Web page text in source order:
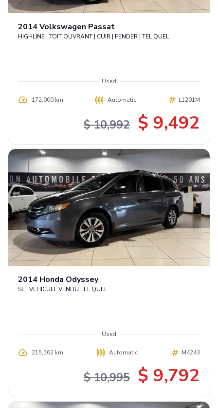
2014Volkswagen Passat
HIGHLINE | TOIT OUVRANT | CUIR | FENDER | TEL QUEL
Used
172,000 km Automatic L1201M
$ 10,992 $ 9,492
2014 Honda Odyssey
SE | VEHICULE VENDU TEL QUEL
Used
215,562 km Automatic M4243
$ 10,995 $ 9,792